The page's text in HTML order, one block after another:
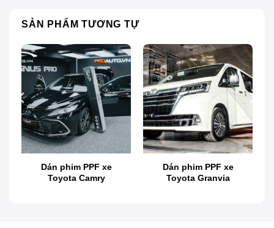
Dán phim PPF xe Ford Everest: Bảng giá mới nhất
Có nên dán phim PPF xe Ford Everest ?
Đối với những chủ xe Ford Everest, việc dán phim
PPF là một sự đầu tư thông minh để bảo vệ chiếc
SẢN PHẨM TƯƠNG TỰ
Dán phim PPF xe
Toyota Camry
Dán phim PPF xe
Toyota Granvia